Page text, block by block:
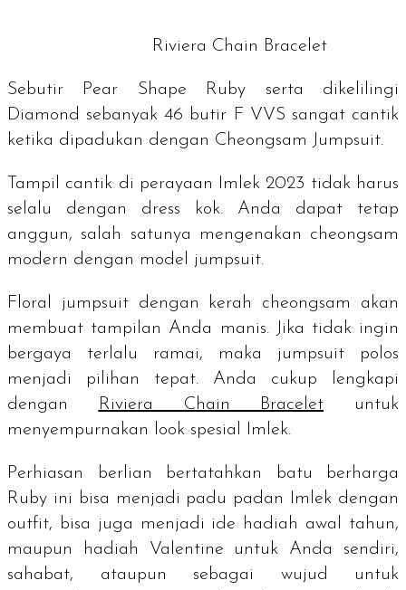
Riviera Chain Bracelet
Sebutir Pear Shape Ruby serta dikelilingi
Diamond sebanyak 46 butir F VVS sangat cantik
ketika dipadukan dengan Cheongsam Jumpsuit.
Tampil cantik di perayaan Imlek 2023 tidak harus
selalu dengan dress kok. Anda dapat tetap
anggun, salah satunya mengenakan cheongsam
modern dengan model jumpsuit.
Floral jumpsuitdengan kerah cheongsam akan
membuat tampilan Anda manis. Jika tidak ingin
bergaya terlalu ramai, maka jumpsuit polos
menjadi pilihan tepat. Anda cukup lengkapi
dengan
Riviera Chain Bracelet untuk
menyempurnakan look spesial Imlek.
Perhiasan berlian bertatahkan batu berharga
Ruby ini bisa menjadi padu padan Imlek dengan
outfit, bisa juga menjadi ide hadiah awal tahun,
maupun hadiah Valentine untuk Anda sendiri,
sahabat, ataupun sebagai wujud untuk